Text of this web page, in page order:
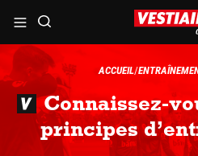
ACCUEIL
Connaissez-
principes